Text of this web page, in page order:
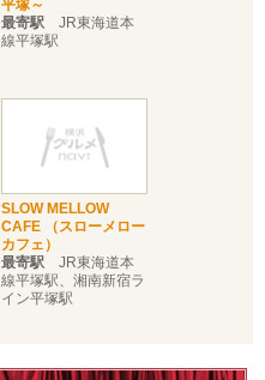
平塚～
最寄駅 JR東海道本
線平塚駅
SLOW MELLOW
CAFE （スローメロー
カフェ）
最寄駅 JR東海道本
線平塚駅、湘南新宿ラ
イン平塚駅